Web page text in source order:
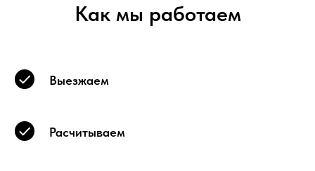
Как мы работаем
Выезжаем
Расчитываем